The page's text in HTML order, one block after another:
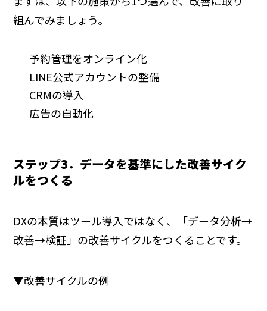
組んでみましょう。
予約管理をオンライン化
LINE公式アカウントの整備
CRMの導入
広告の自動化
ステップ3．データを基準にした改善サイク
ルをつくる
DXの本質はツール導入ではなく、「データ分析→
改善→検証」の改善サイクルをつくることです。
▼改善サイクルの例